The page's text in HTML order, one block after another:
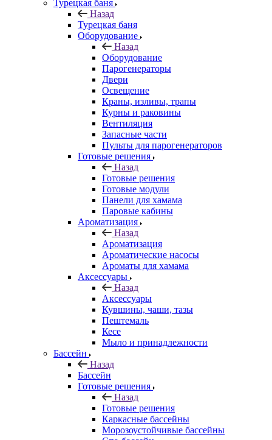
Турецкая баня
Назад
Турецкая баня
Оборудование
Назад
Оборудование
Парогенераторы
Двери
Освещение
Краны, изливы, трапы
Курны и раковины
Вентиляция
Запасные части
Пульты для парогенераторов
Готовые решения
Назад
Готовые решения
Готовые модули
Панели для хамама
Паровые кабины
Ароматизация
Назад
Ароматизация
Ароматические насосы
Ароматы для хамама
Аксессуары
Назад
Аксессуары
Кувшины, чаши, тазы
Пештемаль
Кесе
Мыло и принадлежности
Бассейн
Назад
Бассейн
Готовые решения
Назад
Готовые решения
Каркасные бассейны
Морозоустойчивые бассейны